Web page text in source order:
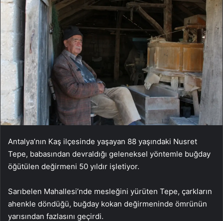
Antalya’nın Kaş ilçesinde yaşayan 88 yaşındaki Nusret
Tepe, babasından devraldığı geleneksel yöntemle buğday
öğütülen değirmeni 50 yıldır işletiyor.
Sarıbelen Mahallesi’nde mesleğini yürüten Tepe, çarkların
ahenkle döndüğü, buğday kokan değirmeninde ömrünün
yarısından fazlasını geçirdi.